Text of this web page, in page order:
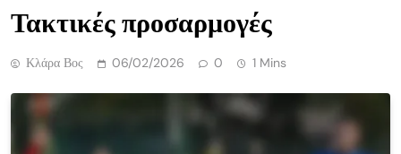
Τακτικές προσαρμογές
Κλάρα Βος 06/02/2026 0 1 Mins